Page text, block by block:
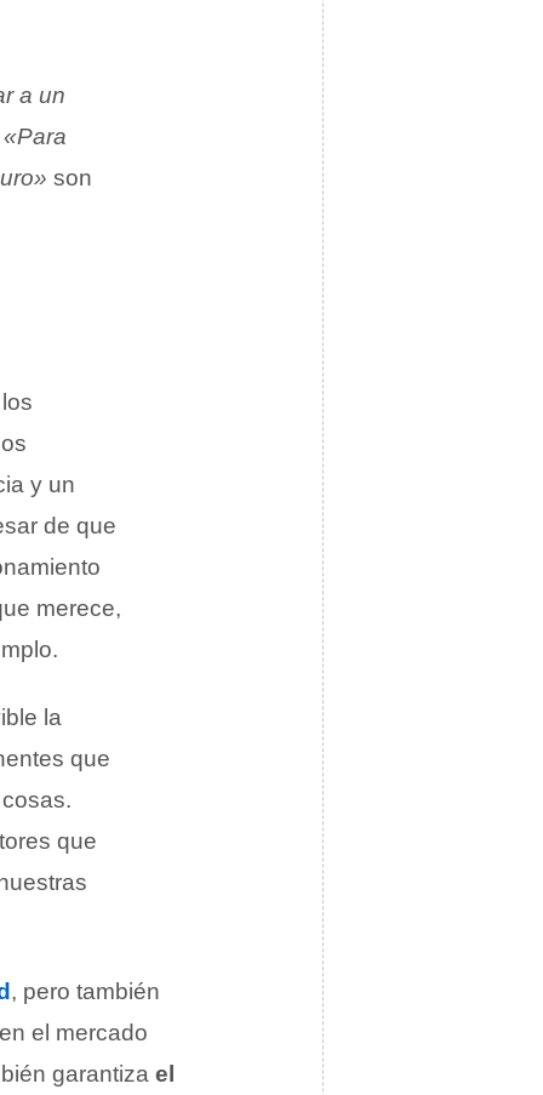
a un
son
y un
de que
merece,
la
que
que
, pero también
el mercado
garantiza el